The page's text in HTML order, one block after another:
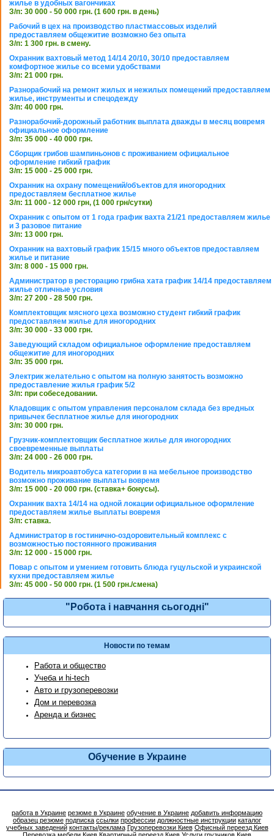
жилье в удобных вагончиках
З/п: 30 000 - 50 000 грн. (1 600 грн. в день)
Рабочий в цех на производство пластмассовых изделий
предоставляем общежитие возможно без опыта
З/п: 1 300 грн. в смену.
Охранник вахтовый метод 14/14 20/10, 30/10 предоставляем
комфортное жилье со всеми удобствами
З/п: 21 000 грн.
Разнорабочий на ремонт жилых и нежилых помещений предоставляем
жилье, инструменты и спецодежду
З/п: 40 000 грн.
Разнорабочий-дорожный работник выплата дважды в месяц вовремя
официальное оформление
З/п: 35 000 - 40 000 грн.
Сборщик грибов шампиньонов с проживанием официальное
оформление гибкий график
З/п: 15 000 - 25 000 грн.
Охранник на охрану помещений/объектов для иногородних
предоставляем бесплатное жилье
З/п: 11 000 - 12 000 грн, (1 000 грн/сутки)
Охранник с опытом от 1 года график вахта 21/21 предоставляем жилье
и 3 разовое питание
З/п: 13 000 грн.
Охранник на вахтовый график 15/15 много объектов предоставляем
жилье и питание
З/п: 8 000 - 15 000 грн.
Администратор в ресторацию грибна хата график 14/14 предоставляем
жилье отличные условия
З/п: 27 200 - 28 500 грн.
Комплектовщик мясного цеха возможно студент гибкий график
предоставляем жилье для иногородних
З/п: 30 000 - 33 000 грн.
Заведующий складом официальное оформление предоставляем
общежитие для иногородних
З/п: 35 000 грн.
Электрик желательно с опытом на полную занятость возможно
предоставление жилья график 5/2
З/п: при собеседовании.
Кладовщик с опытом управления персоналом склада без вредных
привычек бесплатное жилье для иногородних
З/п: 30 000 грн.
Грузчик-комплектовщик бесплатное жилье для иногородних
своевременные выплаты
З/п: 24 000 - 26 000 грн.
Водитель микроавтобуса категории в на мебельное производство
возможно проживание выплаты вовремя
З/п: 15 000 - 20 000 грн. (ставка+ бонусы).
Охранник вахта 14/14 на одной локации официальное оформление
предоставляем жилье выплаты вовремя
З/п: ставка.
Администратор в гостинично-оздоровительный комплекс с
возможностью постоянного проживания
З/п: 12 000 - 15 000 грн.
Повар с опытом и умением готовить блюда гуцульской и украинской
кухни предоставляем жилье
З/п: 45 000 - 50 000 грн. (1 500 грн./смена)
"Робота і навчання сьогодні"
Новости по темам
Работа и общество
Учеба и hi-tech
Авто и грузоперевозки
Дом и перевозка
Аренда и бизнес
Обучение в Украине
работа в Украине резюме в Украине обучение в Украине добавить информацию
образец резюме подписка ссылки профессии должностные инструкции каталог
учебных заведений контакты/реклама Грузоперевозки Киев Офисный переезд Киев